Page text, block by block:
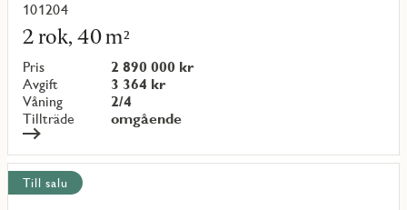
101204
2 rok, 40 m²
Pris
2 890 000 kr
Avgift
3 364 kr
Våning
2/4
Tillträde
omgående
Läs
mer
om
objekt
{objectNumber}
Till salu